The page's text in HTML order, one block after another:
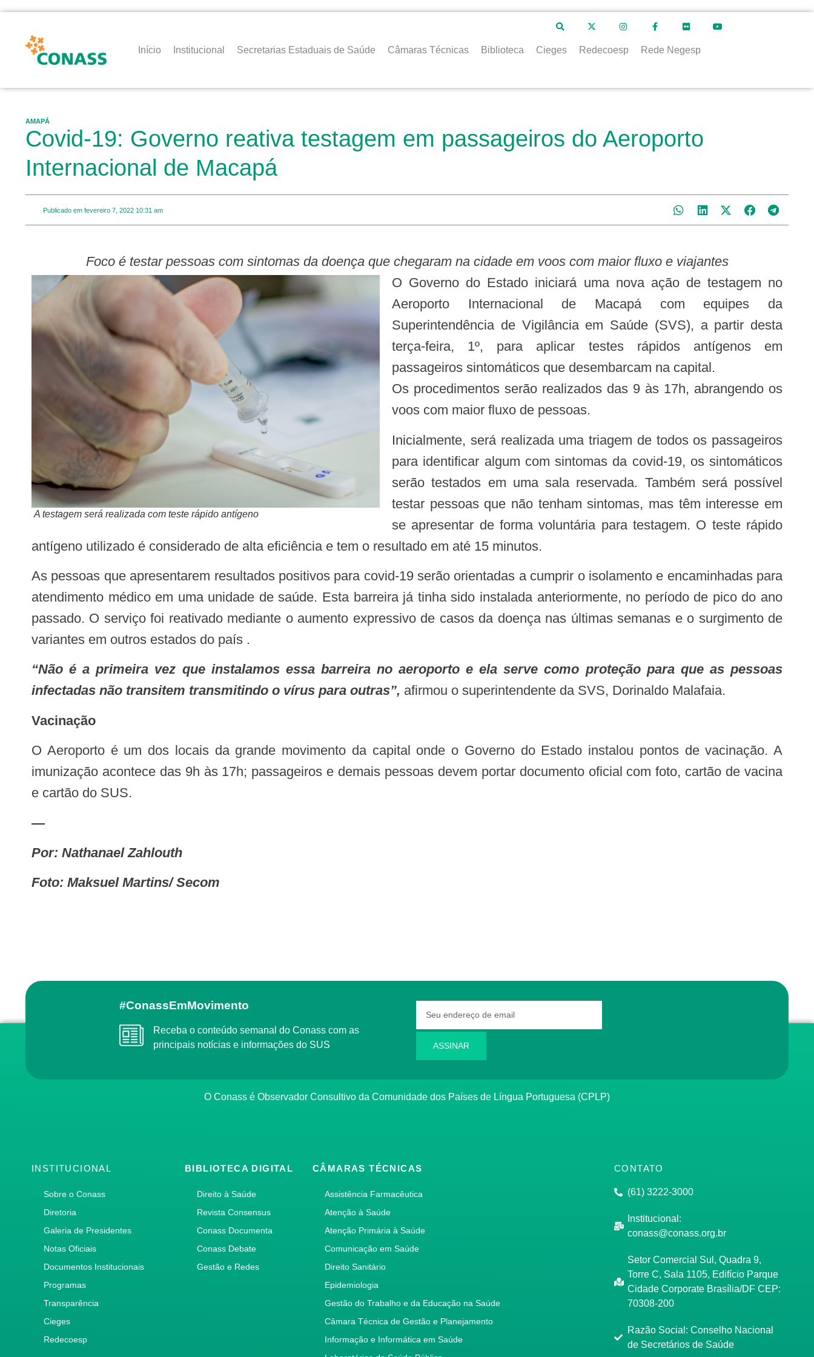
Início Institucional Secretarias Estaduais de Saúde Câmaras Técnicas Biblioteca Cieges Redecoesp Rede Negesp
AMAPÁ
Covid-19: Governo reativa testagem em passageiros do Aeroporto
Internacional de Macapá
Publicado em fevereiro 7, 2022 10:31 am
Foco é testar pessoas com sintomas da doença que chegaram na cidade em voos com maior fluxo e viajantes
A testagem será realizada com teste rápido antígeno
O Governo do Estado iniciará uma nova ação de testagem no
Aeroporto Internacional de Macapá com equipes da
Superintendência de Vigilância em Saúde (SVS), a partir desta
terça-feira, 1º, para aplicar testes rápidos antígenos em
passageiros sintomáticos que desembarcam na capital.
Os procedimentos serão realizados das 9 às 17h, abrangendo os
voos com maior fluxo de pessoas.
Inicialmente, será realizada uma triagem de todos os passageiros
para identificar algum com sintomas da covid-19, os sintomáticos
serão testados em uma sala reservada. Também será possível
testar pessoas que não tenham sintomas, mas têm interesse em
se apresentar de forma voluntária para testagem. O teste rápido
antígeno utilizado é considerado de alta eficiência e tem o resultado em até 15 minutos.
As pessoas que apresentarem resultados positivos para covid-19 serão orientadas a cumprir o isolamento e encaminhadas para
atendimento médico em uma unidade de saúde. Esta barreira já tinha sido instalada anteriormente, no período de pico do ano
passado. O serviço foi reativado mediante o aumento expressivo de casos da doença nas últimas semanas e o surgimento de
variantes em outros estados do país .
“Não é a primeira vez que instalamos essa barreira no aeroporto e ela serve como proteção para que as pessoas
infectadas não transitem transmitindo o vírus para outras”, afirmou o superintendente da SVS, Dorinaldo Malafaia.
Vacinação
O Aeroporto é um dos locais da grande movimento da capital onde o Governo do Estado instalou pontos de vacinação. A
imunização acontece das 9h às 17h; passageiros e demais pessoas devem portar documento oficial com foto, cartão de vacina
e cartão do SUS.
—
Por: Nathanael Zahlouth
Foto: Maksuel Martins/ Secom
#ConassEmMovimento
Receba o conteúdo semanal do Conass com as
principais notícias e informações do SUS
ASSINAR
O Conass é Observador Consultivo da Comunidade dos Países de Língua Portuguesa (CPLP)
INSTITUCIONAL
Sobre o Conass
Diretoria
Galeria de Presidentes
Notas Oficiais
Documentos Institucionais
Programas
Transparência
Cieges
Redecoesp
BIBLIOTECA DIGITAL
Direito à Saúde
Revista Consensus
Conass Documenta
Conass Debate
Gestão e Redes
CÂMARAS TÉCNICAS
Assistência Farmacêutica
Atenção à Saúde
Atenção Primária à Saúde
Comunicação em Saúde
Direito Sanitário
Epidemiologia
Gestão do Trabalho e da Educação na Saúde
Câmara Técnica de Gestão e Planejamento
Informação e Informática em Saúde
CONTATO
(61) 3222-3000
Institucional:
conass@conass.org.br
Setor Comercial Sul, Quadra 9,
Torre C, Sala 1105, Edifício Parque
Cidade Corporate Brasília/DF CEP:
70308-200
Razão Social: Conselho Nacional
de Secretários de Saúde